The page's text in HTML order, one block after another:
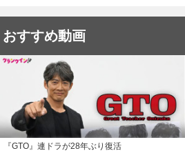
おすすめ動画
『GTO』連ドラが28年ぶり復活